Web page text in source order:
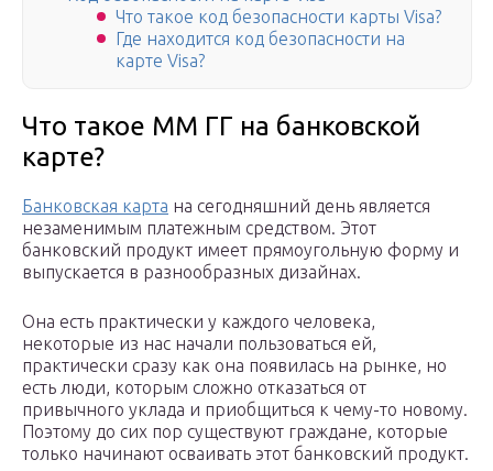
Что такое код безопасности карты Visa?
Где находится код безопасности на
карте Visa?
Что такое ММ ГГ на банковской
карте?
Банковская карта на сегодняшний день является
незаменимым платежным средством. Этот
банковский продукт имеет прямоугольную форму и
выпускается в разнообразных дизайнах.
Она есть практически у каждого человека,
некоторые из нас начали пользоваться ей,
практически сразу как она появилась на рынке, но
есть люди, которым сложно отказаться от
привычного уклада и приобщиться к чему-то новому.
Поэтому до сих пор существуют граждане, которые
только начинают осваивать этот банковский продукт.